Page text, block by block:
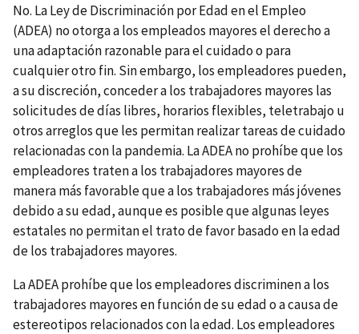
No. La Ley de Discriminación por Edad en el Empleo
(ADEA) no otorga a los empleados mayores el derecho a
una adaptación razonable para el cuidado o para
cualquier otro fin. Sin embargo, los empleadores pueden,
a su discreción, conceder a los trabajadores mayores las
solicitudes de días libres, horarios flexibles, teletrabajo u
otros arreglos que les permitan realizar tareas de cuidado
relacionadas con la pandemia. La ADEA no prohíbe que los
empleadores traten a los trabajadores mayores de
manera más favorable que a los trabajadores más jóvenes
debido a su edad, aunque es posible que algunas leyes
estatales no permitan el trato de favor basado en la edad
de los trabajadores mayores.
La ADEA prohíbe que los empleadores discriminen a los
trabajadores mayores en función de su edad o a causa de
estereotipos relacionados con la edad. Los empleadores